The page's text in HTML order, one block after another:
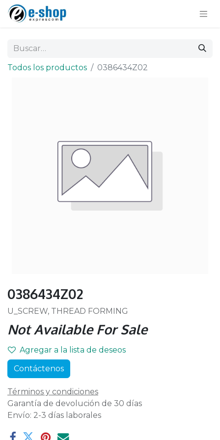
Todos los productos 0386434Z02
0386434Z02
U_SCREW, THREAD FORMING
Not Available For Sale
Agregar a la lista de deseos
Contáctenos
Términos y condiciones
Garantía de devolución de 30 días
Envío: 2-3 días laborales